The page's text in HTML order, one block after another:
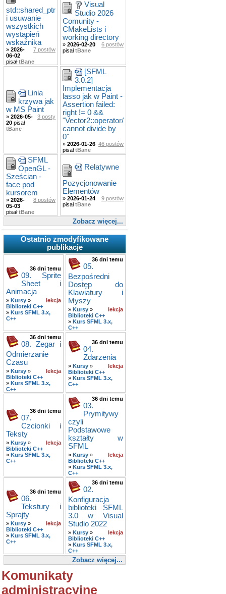
std::shared_ptr
i usuwanie
wszystkich
wystąpień
wskaźnika
7 postów
» 2026-
06-02
pisałtBane
Visual
Studio 2026
Comunity -
CMakeLists i
working directory
6 postów
» 2026-02-20
pisałtBane
Linia
krzywa jak
w MS Paint
3 posty
» 2026-05-
20 pisał
tBane
[SFML
3.0.2]
Implementacja
lasso jak w Paint -
Assertion failed:
right != 0 &&
"Vector2::operator/
cannot divide by
0"
46 postów
» 2026-01-26
pisałtBane
SFML
OpenGL -
Sześcian -
face pod
kursorem
8 postów
» 2026-
05-03
pisałtBane
Relatywne
Pozycjonowanie
Elementów
9 postów
» 2026-01-24
pisałtBane
Zobacz więcej...
Ostatnio zmodyfikowane
publikacje
36 dni temu
09. Sprite
Sheet i
Animacja
lekcja
» Kursy »
Biblioteki C++
» Kurs SFML 3.x,
C++
36 dni temu
05.
Bezpośredni
Dostęp do
Klawiatury i
Myszy
lekcja
» Kursy »
Biblioteki C++
» Kurs SFML 3.x,
C++
36 dni temu
08. Zegar i
Odmierzanie
Czasu
lekcja
» Kursy »
Biblioteki C++
» Kurs SFML 3.x,
C++
36 dni temu
04.
Zdarzenia
lekcja
» Kursy »
Biblioteki C++
» Kurs SFML 3.x,
C++
36 dni temu
07.
Czcionki i
Teksty
lekcja
» Kursy »
Biblioteki C++
» Kurs SFML 3.x,
C++
36 dni temu
03.
Prymitywy
czyli
Podstawowe
kształty w
SFML
lekcja
» Kursy »
Biblioteki C++
» Kurs SFML 3.x,
C++
36 dni temu
06.
Tekstury i
Sprajty
lekcja
» Kursy »
Biblioteki C++
» Kurs SFML 3.x,
C++
36 dni temu
02.
Konfiguracja
biblioteki SFML
3.0 w Visual
Studio 2022
lekcja
» Kursy »
Biblioteki C++
» Kurs SFML 3.x,
C++
Zobacz więcej...
Komunikaty
administracyjne